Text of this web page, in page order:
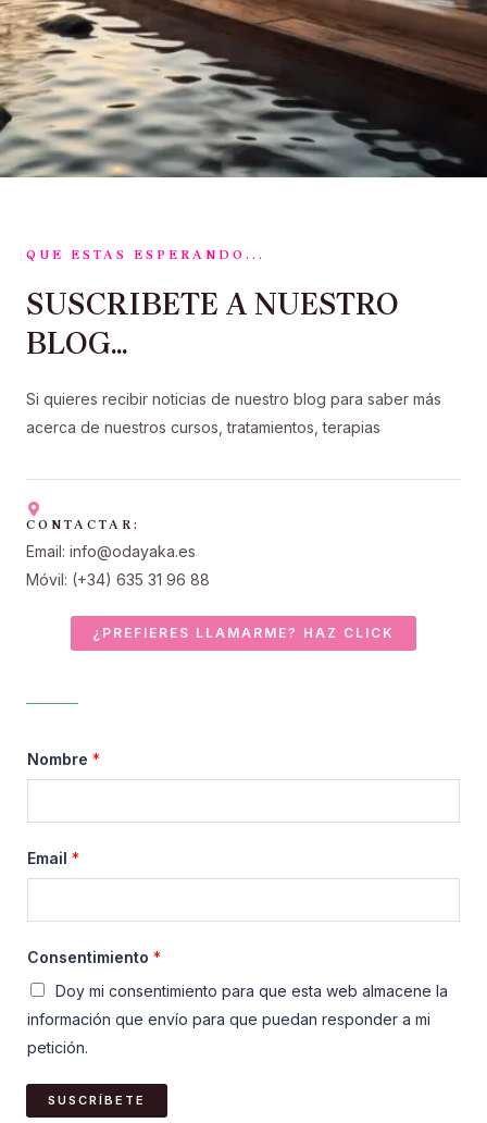
QUE ESTAS ESPERANDO...
SUSCRIBETE A NUESTRO
BLOG...
Si quieres recibir noticias de nuestro blog para saber más
acerca de nuestros cursos, tratamientos, terapias
CONTACTAR:
Email: info@odayaka.es
Móvil: (+34) 635 31 96 88
¿PREFIERES LLAMARME? HAZ CLICK
Nombre *
Email *
Consentimiento *
Doy mi consentimiento para que esta web almacene la
información que envío para que puedan responder a mi
petición.
SUSCRÍBETE